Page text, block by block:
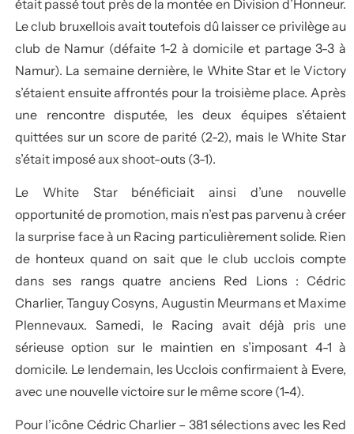
était passé tout près de la montée en Division d’Honneur.
Le club bruxellois avait toutefois dû laisser ce privilège au
club de Namur (défaite 1-2 à domicile et partage 3-3 à
Namur). La semaine dernière, le White Star et le Victory
s’étaient ensuite affrontés pour la troisième place. Après
une rencontre disputée, les deux équipes s’étaient
quittées sur un score de parité (2-2), mais le White Star
s’était imposé aux shoot-outs (3-1).
Le White Star bénéficiait ainsi d’une nouvelle
opportunité de promotion, mais n’est pas parvenu à créer
la surprise face à un Racing particulièrement solide. Rien
de honteux quand on sait que le club ucclois compte
dans ses rangs quatre anciens Red Lions : Cédric
Charlier, Tanguy Cosyns, Augustin Meurmans et Maxime
Plennevaux. Samedi, le Racing avait déjà pris une
sérieuse option sur le maintien en s’imposant 4-1 à
domicile. Le lendemain, les Ucclois confirmaient à Evere,
avec une nouvelle victoire sur le même score (1-4).
Pour l’icône Cédric Charlier – 381 sélections avec les Red